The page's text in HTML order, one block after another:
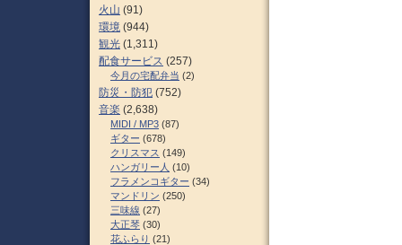
火山 (91)
環境 (944)
観光 (1,311)
配食サービス (257)
今月の宅配弁当 (2)
防災・防犯 (752)
音楽 (2,638)
MIDI / MP3 (87)
ギター (678)
クリスマス (149)
ハンガリー人 (10)
フラメンコギター (34)
マンドリン (250)
三味線 (27)
大正琴 (30)
花ふらり (21)